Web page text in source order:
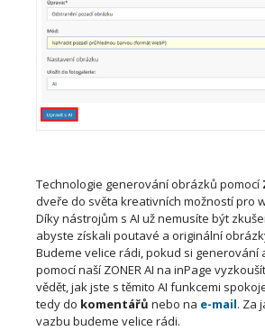
Technologie generování obrázků pomocí
dveře do světa kreativních možností pro
Díky nástrojům s AI už nemusíte být
abyste získali poutavé a originální
Budeme velice rádi, pokud si generování
pomocí naší ZONER AI na inPage
vědět, jak jste s těmito AI funkcemi
tedy do komentářů nebo na e-mail. Za
vazbu budeme velice rádi.